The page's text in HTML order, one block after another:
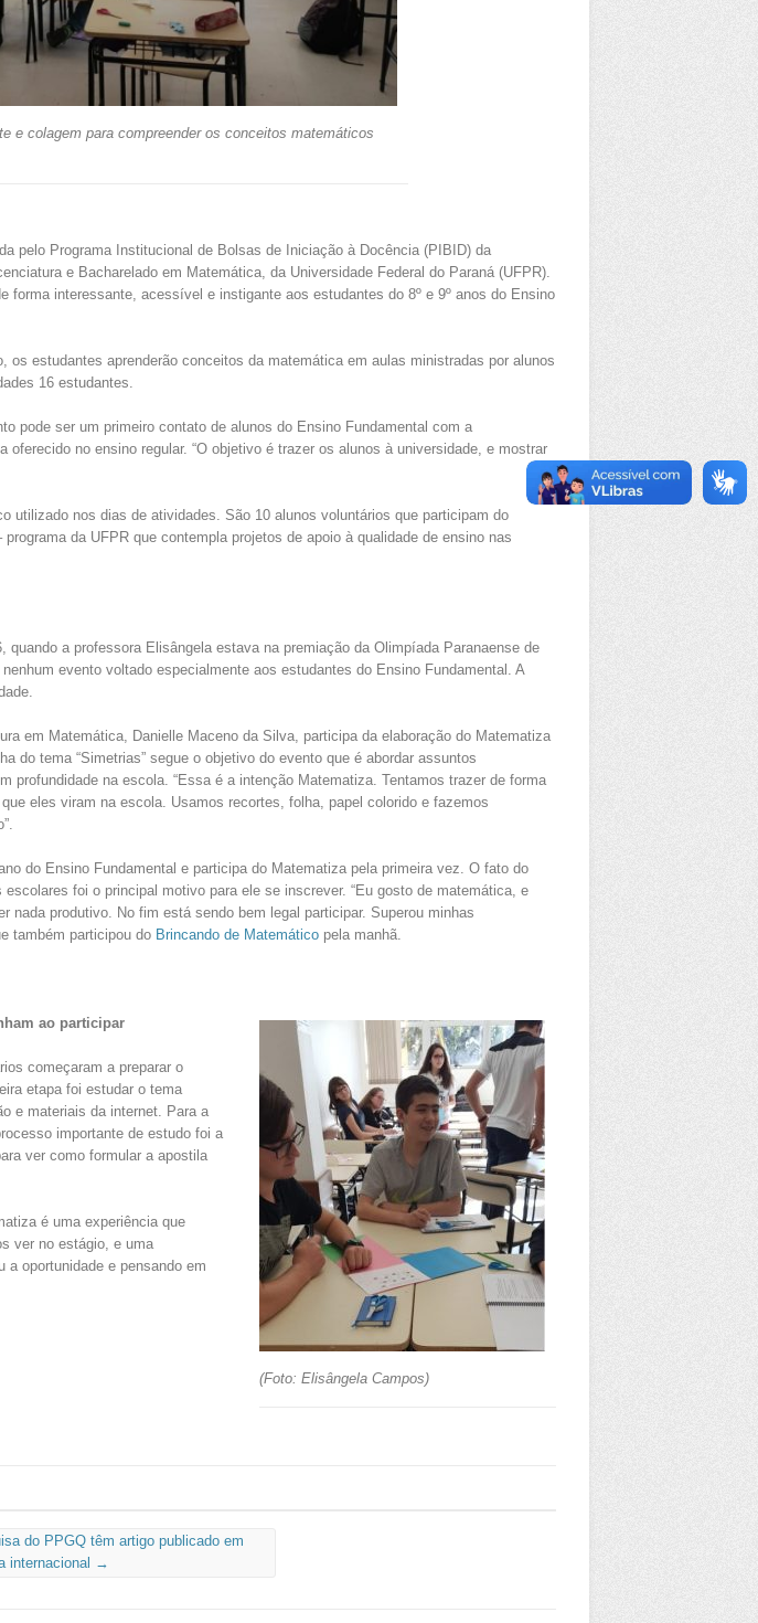
e colagem para compreender os conceitos matemáticos
pelo Programa Institucional de Bolsas de Iniciação à Docência (PIBID) da
e Bacharelado em Matemática, da Universidade Federal do Paraná (UFPR).
interessante, acessível e instigante aos estudantes do 8º e 9º anos do Ensino
estudantes aprenderão conceitos da matemática em aulas ministradas por alunos
16 estudantes.
pode ser um primeiro contato de alunos do Ensino Fundamental com a
no ensino regular. “O objetivo é trazer os alunos à universidade, e mostrar
utilizado nos dias de atividades. São 10 alunos voluntários que participam do
da UFPR que contempla projetos de apoio à qualidade de ensino nas
a professora Elisângela estava na premiação da Olimpíada Paranaense de
evento voltado especialmente aos estudantes do Ensino Fundamental. A
em Matemática, Danielle Maceno da Silva, participa da elaboração do Matematiza
do tema “Simetrias” segue o objetivo do evento que é abordar assuntos
profundidade na escola. “Essa é a intenção Matematiza. Tentamos trazer de forma
eles viram na escola. Usamos recortes, folha, papel colorido e fazemos
do Ensino Fundamental e participa do Matematiza pela primeira vez. O fato do
foi o principal motivo para ele se inscrever. “Eu gosto de matemática, e
nada produtivo. No fim está sendo bem legal participar. Superou minhas
também participou do Brincando de Matemático pela manhã.
(Foto: Elisângela Campos)
ao participar
começaram a preparar o
etapa foi estudar o tema
e materiais da internet. Para a
importante de estudo foi a
ver como formular a apostila
é uma experiência que
ver no estágio, e uma
a oportunidade e pensando em
do PPGQ têm artigo publicado em
internacional →